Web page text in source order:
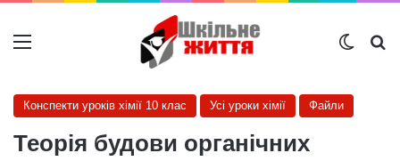
Меню
Конспекти уроків хімії 10 клас Усі уроки хімії Файли
Теорія будови органічних